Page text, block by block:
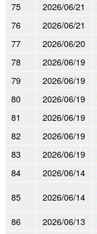
75
2026/06/21
76
2026/06/21
77
2026/06/20
78
2026/06/19
79
2026/06/19
80
2026/06/19
81
2026/06/19
82
2026/06/19
83
2026/06/19
84
2026/06/14
85
2026/06/14
86
2026/06/13